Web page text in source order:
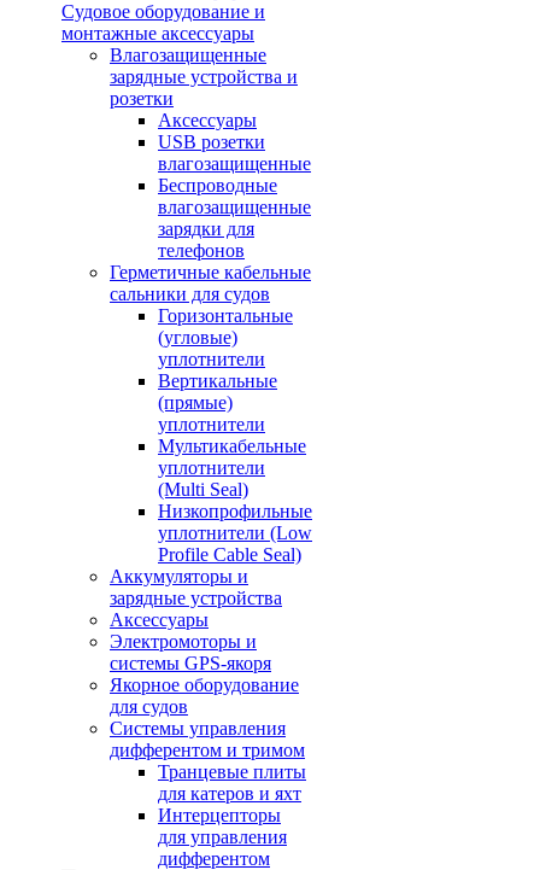
Судовое оборудование и
монтажные аксессуары
Влагозащищенные
зарядные устройства и
розетки
Аксессуары
USB розетки
влагозащищенные
Беспроводные
влагозащищенные
зарядки для
телефонов
Герметичные кабельные
сальники для судов
Горизонтальные
(угловые)
уплотнители
Вертикальные
(прямые)
уплотнители
Мультикабельные
уплотнители
(Multi Seal)
Низкопрофильные
уплотнители (Low
Profile Cable Seal)
Аккумуляторы и
зарядные устройства
Аксессуары
Электромоторы и
системы GPS-якоря
Якорное оборудование
для судов
Системы управления
дифферентом и тримом
Транцевые плиты
для катеров и яхт
Интерцепторы
для управления
дифферентом